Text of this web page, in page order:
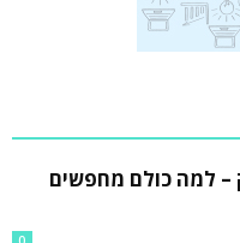
– למה כולם מחפשים